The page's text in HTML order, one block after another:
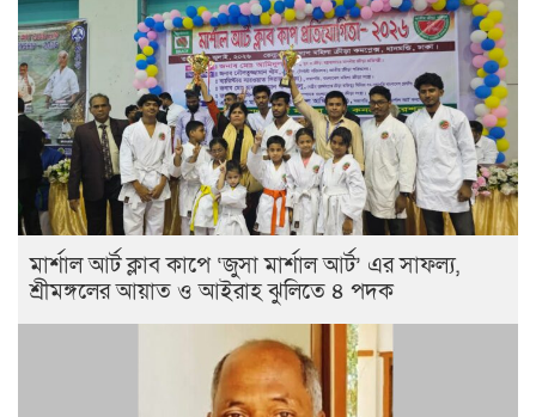
মার্শাল আর্ট ক্লাব কাপে ‘জুসা মার্শাল আর্ট’ এর সাফল্য,
শ্রীমঙ্গলের আয়াত ও আইরাহ ঝুলিতে ৪ পদক